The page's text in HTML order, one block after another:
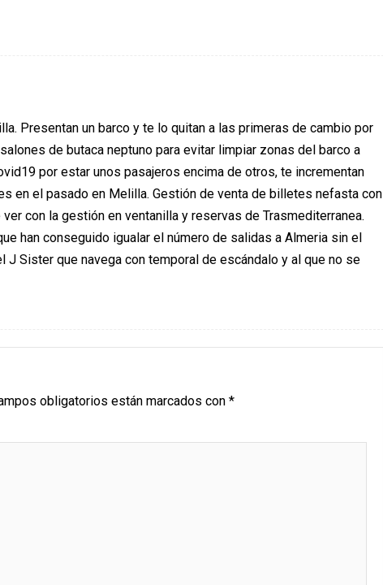
Presentan un barco y te lo quitan a las primeras de cambio por
de butaca neptuno para evitar limpiar zonas del barco a
por estar unos pasajeros encima de otros, te incrementan
en el pasado en Melilla. Gestión de venta de billetes nefasta con
con la gestión en ventanilla y reservas de Trasmediterranea.
han conseguido igualar el número de salidas a Almeria sin el
J Sister que navega con temporal de escándalo y al que no se
obligatorios están marcados con *